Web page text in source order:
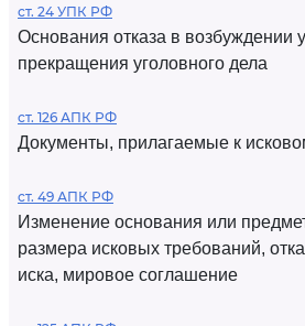
ст. 24 УПК РФ
Основания отказа в возбуждении
прекращения уголовного дела
ст. 126 АПК РФ
Документы, прилагаемые к
ст. 49 АПК РФ
Изменение основания или
размера исковых требований,
иска, мировое соглашение